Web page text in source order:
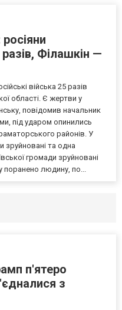
Філашкін —
війська 25 разів
області. Є жертви у
повідомив начальник
під ударом опинились
районів. У
зруйновані та одна
громади зруйновані
поранено людину, по...
п'ятеро
з